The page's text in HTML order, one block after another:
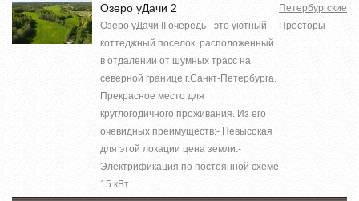
Озеро уДачи 2
Озеро уДачи II очередь - это уютный
коттеджный поселок, расположенный
в отдалении от шумных трасс на
северной границе г.Санкт-Петербурга.
Прекрасное место для
круглогодичного проживания. Из его
очевидных преимуществ:- Невысокая
для этой локации цена земли.-
Электрификация по постоянной схеме
15 кВт...
Петербургские
Просторы